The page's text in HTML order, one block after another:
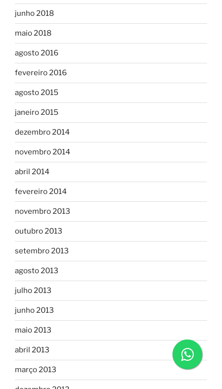
junho 2018
maio 2018
agosto 2016
fevereiro 2016
agosto 2015
janeiro 2015
dezembro 2014
novembro 2014
abril 2014
fevereiro 2014
novembro 2013
outubro 2013
setembro 2013
agosto 2013
julho 2013
junho 2013
maio 2013
abril 2013
março 2013